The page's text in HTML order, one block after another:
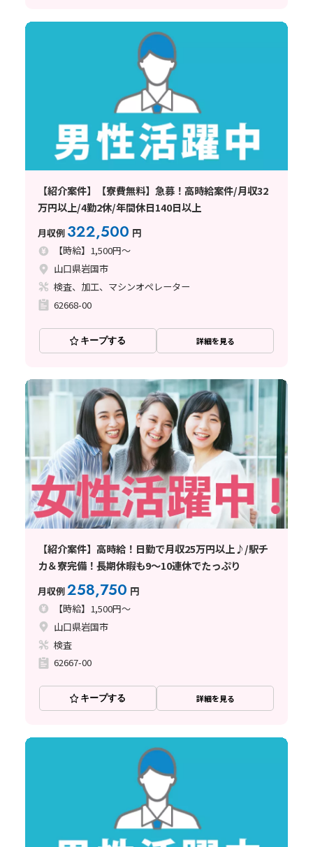
【紹介案件】【寮費無料】急募！高時給案件/月収32
万円以上/4勤2休/年間休日140日以上
月収例 322,500 円
【時給】1,500円～
山口県岩国市
検査、加工、マシンオペレーター
62668-00
キープする 詳細を見る
【紹介案件】高時給！日勤で月収25万円以上♪/駅チ
カ＆寮完備！長期休暇も9～10連休でたっぷり
月収例258,750 円
【時給】1,500円～
山口県岩国市
検査
62667-00
キープする 詳細を見る